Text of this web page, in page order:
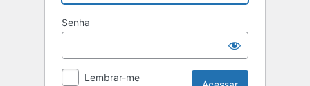
Senha
Lembrar-me